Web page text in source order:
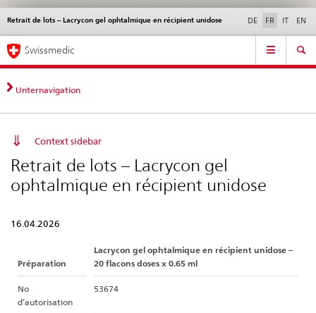
Navigation
directe:
actualités,
bases
contact
Actualités & Mises à
normes
Contact | Support &
aide
Retrait de lots – Lacrycon gel ophtalmique en récipient unidose DE FR IT EN
Service
Navigation
Swissmedic
Unternavigation
Context sidebar
Retrait de lots – Lacrycon gel
ophtalmique en récipient unidose
16.04.2026
Préparation
Lacrycon gel ophtalmique en récipient unidose –
20 flacons doses x 0.65 ml
No
d’autorisation
53674